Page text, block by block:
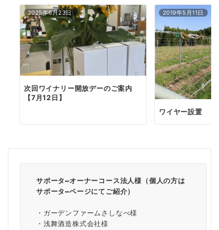
2025年6月23日
次回ワイナリー開放デーのご案内
【7月12日】
2019年5月11日
ワイヤー設置
サポータ―オーナーコース法人様（個人の方は
サポータ―ページにてご紹介）
・ガーデンファームさしなべ様
・浅舞酒造株式会社様